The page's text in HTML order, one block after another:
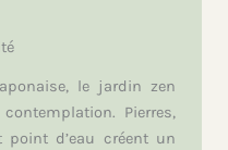
le jardin zen
Pierres,
point d’eau créent un